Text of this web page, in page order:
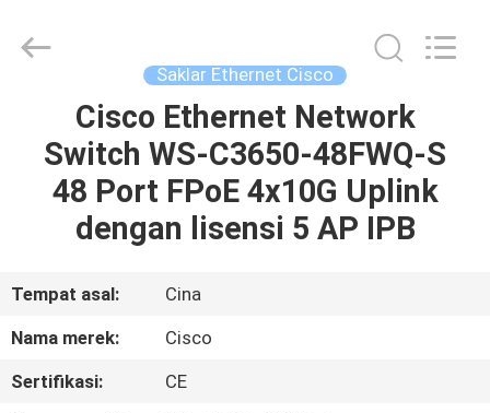
RUMAH
PRODUK
TENTANG
Ltd..
Saklar Ethernet Cisco
Cisco Ethernet Network
Switch WS-C3650-48FWQ-S
48 Port FPoE 4x10G Uplink
dengan lisensi 5 AP IPB
Tempat asal:
Cina
Nama merek:
Cisco
Sertifikasi:
CE